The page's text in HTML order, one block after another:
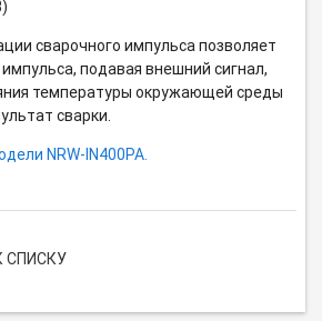
сварочного импульса позволяет
подавая внешний сигнал,
температуры окружающей среды
сварки.
NRW-IN400PA.
СПИСКУ